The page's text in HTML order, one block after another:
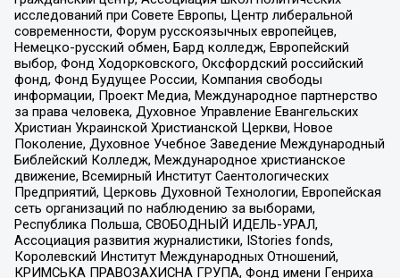
исследований при Совете Европы, Центр либеральной
современности, Форум русскоязычных европейцев,
Немецко-русский обмен, Бард колледж, Европейский
выбор, Фонд Ходорковского, Оксфордский российский
фонд, Фонд Будущее России, Компания свободы
информации, Проект Медиа, Международное партнерство
за права человека, Духовное Управление Евангельских
Христиан Украинской Христианской Церкви, Новое
Поколение, Духовное Учебное Заведение Международный
Библейский Колледж, Международное христианское
движение, Всемирный Институт Саентологических
Предприятий, Церковь Духовной Технологии, Европейская
сеть организаций по наблюдению за выборами,
Республика Польша, СВОБОДНЫЙ ИДЕЛЬ-УРАЛ,
Ассоциация развития журналистики, IStories fonds,
Королевский Институт Международных Отношений,
КРИМСЬКА ПРАВОЗАХИСНА ГРУПА, Фонд имени Генриха